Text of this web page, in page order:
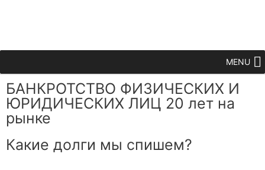
MENU
БАНКРОТСТВО ФИЗИЧЕСКИХ И
ЮРИДИЧЕСКИХ ЛИЦ 20 лет на
рынке
Какие долги мы спишем?